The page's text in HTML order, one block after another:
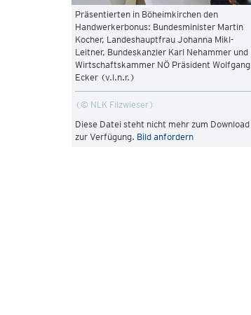
Präsentierten in Böheimkirchen den
Handwerkerbonus: Bundesminister Martin
Kocher, Landeshauptfrau Johanna Mikl-
Leitner, Bundeskanzler Karl Nehammer und
Wirtschaftskammer NÖ Präsident Wolfgang
Ecker (v.l.n.r.)
© NLK Filzwieser
Diese Datei steht nicht mehr zum Download
zur Verfügung. Bild anfordern